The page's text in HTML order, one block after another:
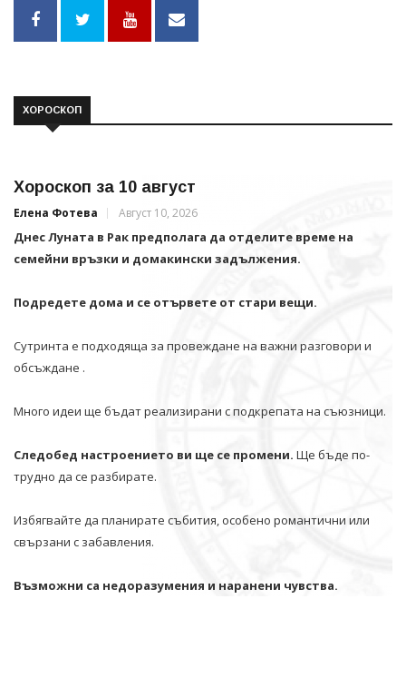
ХОРОСКОП
Хороскоп за 10 август
Елена Фотева Август 10, 2026
Днес Луната в Рак предполага да отделите време на
семейни връзки и домакински задължения.
Подредете дома и се отървете от стари вещи.
Сутринта е подходяща за провеждане на важни разговори и
обсъждане .
Много идеи ще бъдат реализирани с подкрепата на съюзници.
Следобед настроението ви ще се промени. Ще бъде по-
трудно да се разбирате.
Избягвайте да планирате събития, особено романтични или
свързани с забавления.
Възможни са недоразумения и наранени чувства.